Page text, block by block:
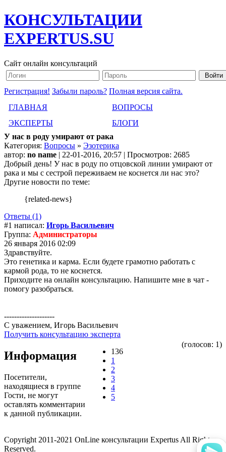
КОНСУЛЬТАЦИИ
EXPERTUS.SU
Сайт онлайн консультаций
Регистрация! Забыли пароль? Полная версия сайта.
ГЛАВНАЯ
ВОПРОСЫ
ЭКСПЕРТЫ
БЛОГИ
У нас в роду умирают от рака
Категория: Вопросы » Эзотерика
автор: no name | 22-01-2016, 20:57 | Просмотров: 2685
Добрый день! У нас в роду по отцовской линии умирают от
рака и мы с сестрой переживаем не коснется ли нас это?
Другие новости по теме:
{related-news}
Ответы (1)
#1 написал: Игорь Васильевич
Группа: Администраторы
26 января 2016 02:09
Здравствуйте.
Это генетика и карма. Если будете грамотно работать с
кармой рода, то не коснется.
Приходите на онлайн консультацию. Напишите мне в чат -
помогу разобраться.
--------------------
С уважением, Игорь Васильевич
Получить консультацию эксперта
136
1
2
3
4
5
(голосов: 1)
Информация
Посетители,
находящиеся в группе
Гости, не могут
оставлять комментарии
к данной публикации.
Copyright 2011-2021 OnLine консультации Expertus All Rights
Reserved.